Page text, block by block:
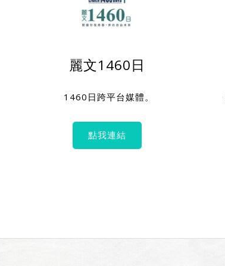
麗文1460日
1460日跨平台媒體。
點我連結